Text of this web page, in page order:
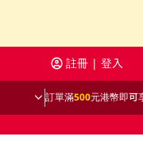
註冊 | 登入
訂單滿500元港幣即可